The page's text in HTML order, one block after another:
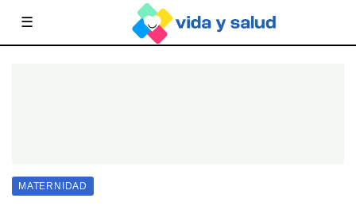
☰
MATERNIDAD